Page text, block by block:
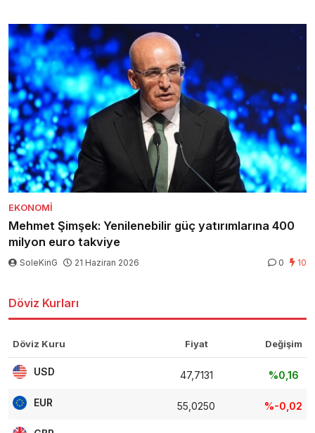
EKONOMI
Mehmet Şimşek: Yenilenebilir güç yatırımlarına 400
milyon euro takviye
SoleKinG 21 Haziran 2026 0 10
Döviz Kurları
Döviz Kuru Fiyat Değişim
USD 47,7131 %0,16
EUR 55,0250 %-0,02